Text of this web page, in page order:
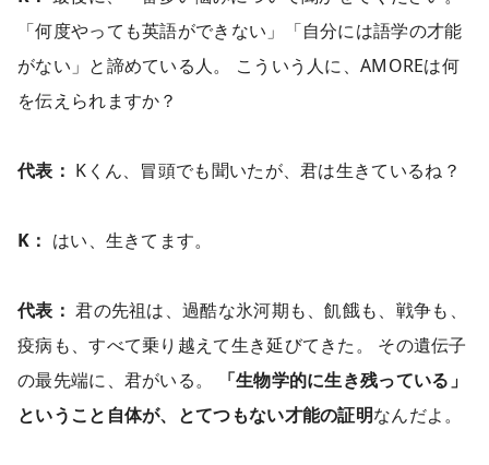
「何度やっても英語ができない」「自分には語学の才能
がない」と諦めている人。 こういう人に、AMOREは何
を伝えられますか？
代表： Kくん、冒頭でも聞いたが、君は生きているね？
K： はい、生きてます。
代表： 君の先祖は、過酷な氷河期も、飢餓も、戦争も、
疫病も、すべて乗り越えて生き延びてきた。 その遺伝子
の最先端に、君がいる。
「生物学的に生き残っている」
ということ自体が、とてつもない才能の証明なんだよ。